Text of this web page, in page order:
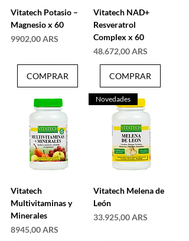
Vitatech Potasio –
Magnesio x 60
Precio
9902,00 ARS
COMPRAR
Vitatech NAD+
Resveratrol
Complex x 60
Precio
48.672,00 ARS
COMPRAR
Vitatech
Multivitaminas y
Minerales
Precio
8945,00 ARS
Novedades
Vitatech Melena de
León
Precio
33.925,00 ARS